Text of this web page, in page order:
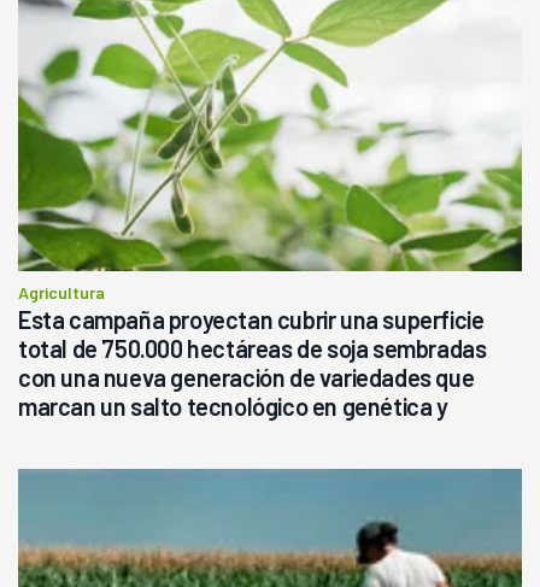
Agricultura
Esta campaña proyectan cubrir una superficie
total de 750.000 hectáreas de soja sembradas
con una nueva generación de variedades que
marcan un salto tecnológico en genética y